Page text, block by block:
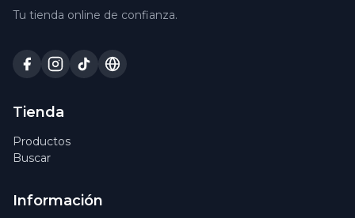
Tu tienda online de confianza.
Tienda
Productos
Buscar
Información